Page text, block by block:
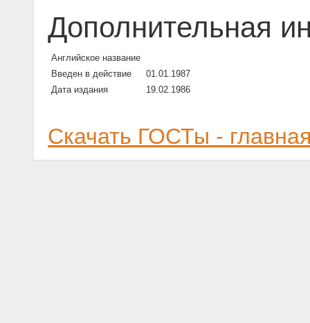
Дополнительная
Английское название
Введен в действие
01.01.1987
Дата издания
19.02.1986
Скачать ГОСТы -